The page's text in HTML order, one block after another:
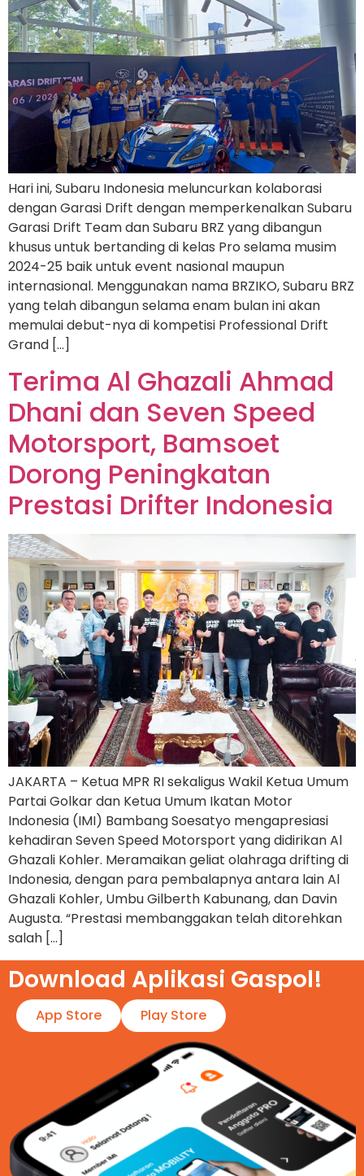
Hari ini, Subaru Indonesia meluncurkan kolaborasi
dengan Garasi Drift dengan memperkenalkan Subaru
Garasi Drift Team dan Subaru BRZ yang dibangun
khusus untuk bertanding di kelas Pro selama musim
2024-25 baik untuk event nasional maupun
internasional. Menggunakan nama BRZIKO, Subaru BRZ
yang telah dibangun selama enam bulan ini akan
memulai debut-nya di kompetisi Professional Drift
Grand […]
Terima Al Ghazali Ahmad
Dhani dan Seven Speed
Motorsport, Bamsoet
Dorong Peningkatan
Prestasi Drifter Indonesia
JAKARTA – Ketua MPR RI sekaligus Wakil Ketua Umum
Partai Golkar dan Ketua Umum Ikatan Motor
Indonesia (IMI) Bambang Soesatyo mengapresiasi
kehadiran Seven Speed Motorsport yang didirikan Al
Ghazali Kohler. Meramaikan geliat olahraga drifting di
Indonesia, dengan para pembalapnya antara lain Al
Ghazali Kohler, Umbu Gilberth Kabunang, dan Davin
Augusta. “Prestasi membanggakan telah ditorehkan
salah […]
Download Aplikasi Gaspol!​
App Store Play Store